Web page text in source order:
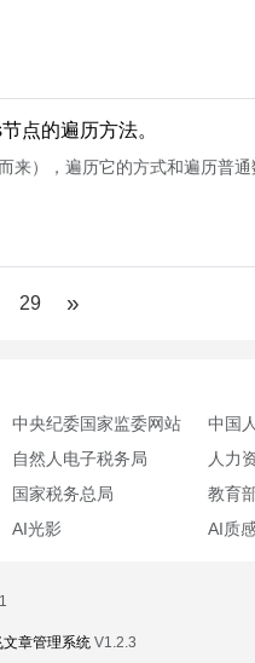
点的遍历方法。
），遍历它的方式和遍历普
29 »
中央纪委国家监委网站
中国
自然人电子税务局
人力
国家税务总局
教育
AI光影 AI质
文章管理系统 V1.2.3